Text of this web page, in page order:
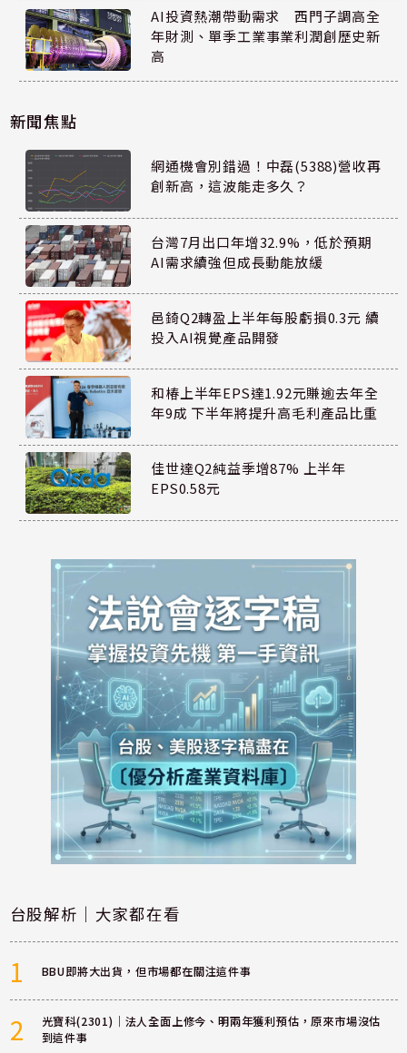
AI投資熱潮帶動需求 西門子調高全
年財測、單季工業事業利潤創歷史新
高
新聞焦點
網通機會別錯過！中磊(5388)營收再
創新高，這波能走多久？
台灣7月出口年增32.9%，低於預期
AI需求續強但成長動能放緩
邑錡Q2轉盈上半年每股虧損0.3元 續
投入AI視覺產品開發
和椿上半年EPS達1.92元賺逾去年全
年9成 下半年將提升高毛利產品比重
佳世達Q2純益季增87% 上半年
EPS0.58元
台股解析｜大家都在看
1 BBU即將大出貨，但市場都在關注這件事
2
光寶科(2301)｜法人全面上修今、明兩年獲利預估，原來市場沒估
到這件事